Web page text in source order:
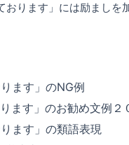
おります」には励ましを
ます」のNG例
ます」のお勧め文例２
ます」の類語表現